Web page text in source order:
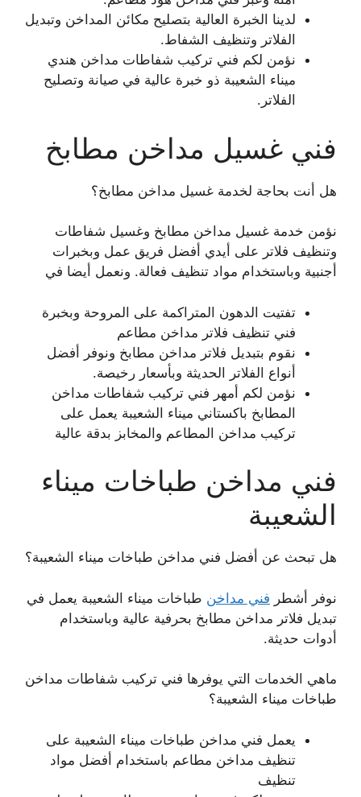
لدينا الخبرة العالية بتصليح مكائن المداخن وتبديل
الفلاتر وتنظيف الشفاط.
نؤمن لكم فني تركيب شفاطات مداخن هندي
ميناء الشعيبة ذو خبرة عالية في صيانة وتصليح
الفلاتر.
فني غسيل مداخن مطابخ
هل أنت بحاجة لخدمة غسيل مداخن مطابخ؟
نؤمن خدمة غسيل مداخن مطابخ وغسيل شفاطات
وتنظيف فلاتر على أيدي أفضل فريق عمل وبخبرات
أجنبية وباستخدام مواد تنظيف فعالة. ونعمل أيضا في
تفتيت الدهون المتراكمة على المروحة وبخبرة
فني تنظيف فلاتر مداخن مطاعم
نقوم بتبديل فلاتر مداخن مطابخ ونوفر أفضل
أنواع الفلاتر الحديثة وبأسعار رخيصة.
نؤمن لكم أمهر فني تركيب شفاطات مداخن
المطابخ باكستاني ميناء الشعيبة يعمل على
تركيب مداخن المطاعم والمخابز بدقة عالية
فني مداخن طباخات ميناء
الشعيبة
هل تبحث عن أفضل فني مداخن طباخات ميناء الشعيبة؟
نوفر أشطر فني مداخن طباخات ميناء الشعيبة يعمل في
تبديل فلاتر مداخن مطابخ بحرفية عالية وباستخدام
أدوات حديثة.
ماهي الخدمات التي يوفرها فني تركيب شفاطات مداخن
طباخات ميناء الشعيبة؟
يعمل فني مداخن طباخات ميناء الشعيبة على
تنظيف مداخن مطاعم باستخدام أفضل مواد
تنظيف